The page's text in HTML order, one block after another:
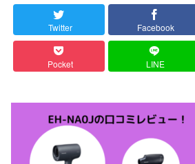
Twitter Facebook
Pocket LINE